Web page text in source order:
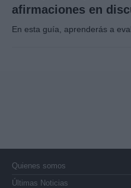
afirmaciones en
En esta guía, aprenderás a
Quienes somos
Últimas Noticias